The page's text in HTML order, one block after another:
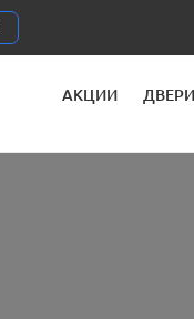
АКЦИИ ДВЕРИ